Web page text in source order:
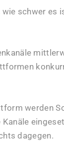
schwer es
werden
dagegen.